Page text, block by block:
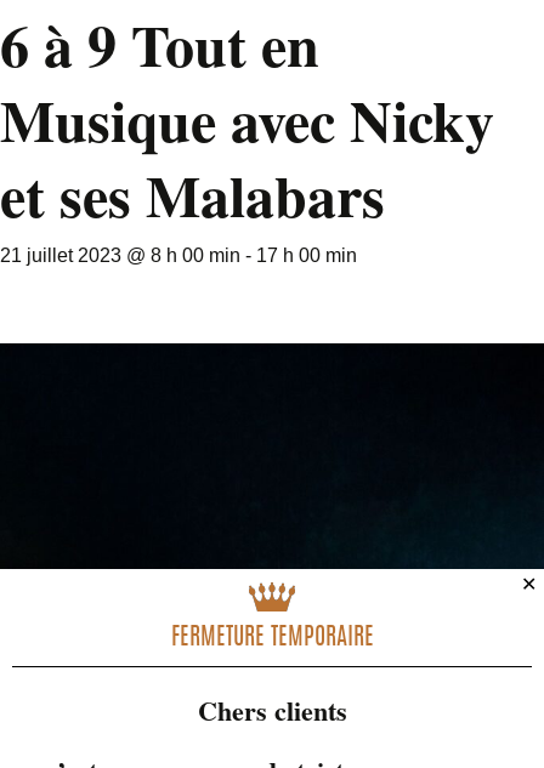
6 à 9 Tout en
Musique avec Nicky
et ses Malabars
21 juillet 2023 @ 8 h 00 min - 17 h 00 min
✕
FERMETURE TEMPORAIRE
Chers clients